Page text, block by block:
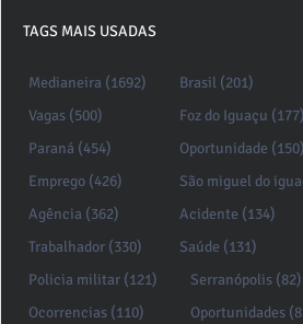
TAGS MAIS USADAS
Medianeira (1692)
Vagas (500)
Paraná (454)
Emprego (426)
Agência (362)
Trabalhador (330)
Brasil (201)
Foz do Iguaçu (177)
Oportunidade (150)
São miguel do
Acidente (134)
Saúde (131)
Policia militar (121)
Ocorrencias (110)
Serranópolis (82)
Oportunidades